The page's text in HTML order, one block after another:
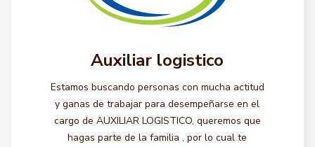
Auxiliar logistico
Estamos buscando personas con mucha actitud
y ganas de trabajar para desempeñarse en el
cargo de AUXILIAR LOGISTICO, queremos que
hagas parte de la familia , por lo cual te